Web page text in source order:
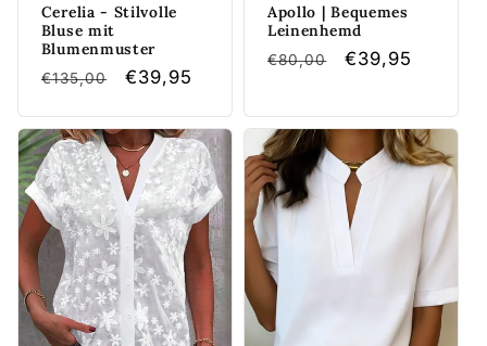
Cerelia - Stilvolle
Bluse mit
Blumenmuster
Normaler
€135,00 Verkaufspreis
€39,95
Apollo | Bequemes
Leinenhemd
Normaler
€80,00 Verkaufspreis
€39,95